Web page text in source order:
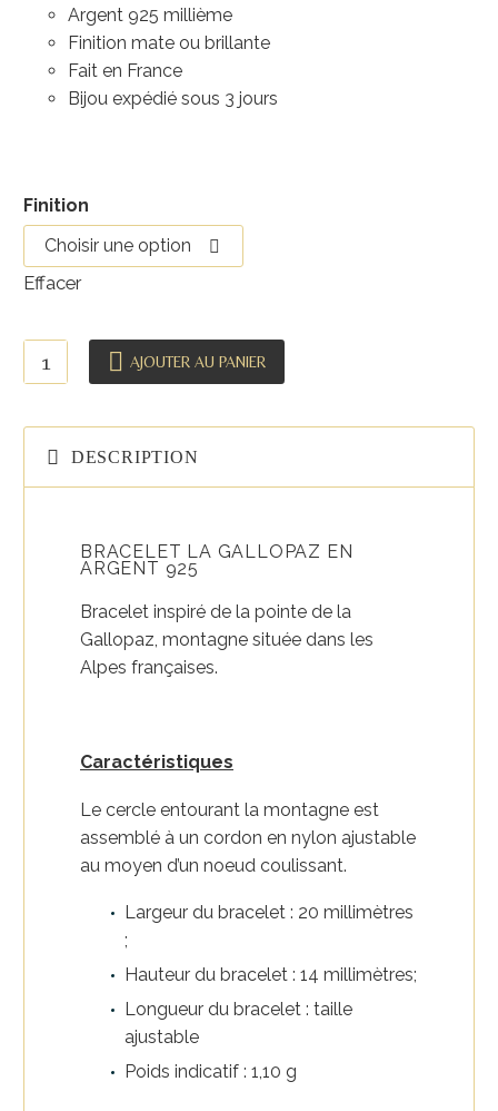
Argent 925 millième
Finition mate ou brillante
Fait en France
Bijou expédié sous 3 jours
Finition
Choisir une option
Effacer
quantité
de
Gallopaz
en
AJOUTER AU PANIER
DESCRIPTION
BRACELET LA GALLOPAZ EN
ARGENT 925
Bracelet inspiré de la pointe de la
Gallopaz, montagne située dans les
Alpes françaises.
Caractéristiques
Le cercle entourant la montagne est
assemblé à un cordon en nylon ajustable
au moyen d’un noeud coulissant.
Largeur du bracelet : 20 millimètres
;
Hauteur du bracelet : 14 millimètres;
Longueur du bracelet : taille
ajustable
Poids indicatif : 1,10 g